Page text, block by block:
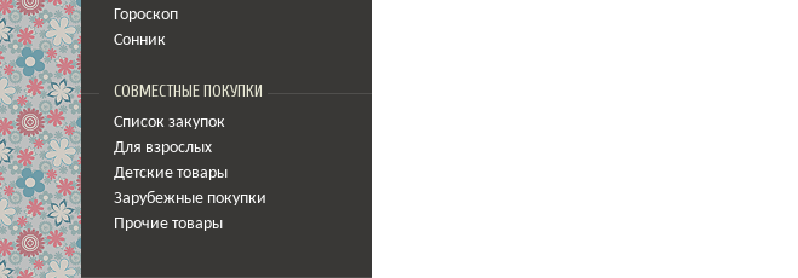
Гороскоп
Сонник
СОВМЕСТНЫЕ ПОКУПКИ
Список закупок
Для взрослых
Детские товары
Зарубежные покупки
Прочие товары